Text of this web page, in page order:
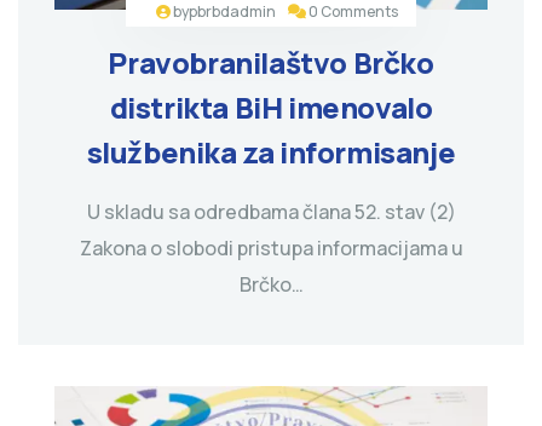
bypbrbdadmin 0 Comments
Pravobranilaštvo Brčko
distrikta BiH imenovalo
službenika za informisanje
U skladu sa odredbama člana 52. stav (2)
Zakona o slobodi pristupa informacijama u
Brčko…